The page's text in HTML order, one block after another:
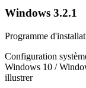
Windows 3.2.1
Programme
Configuration
Windows 10 /
illustrer